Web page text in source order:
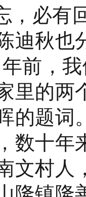
，必有
迪秋也
前，
里的两
的题词
数十年
文村人